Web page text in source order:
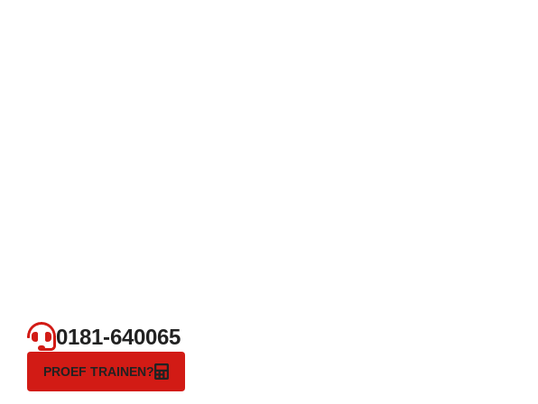
0181-640065
PROEF TRAINEN?